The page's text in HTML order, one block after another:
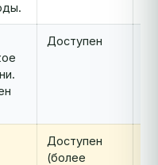
Доступен
Доступен
(более